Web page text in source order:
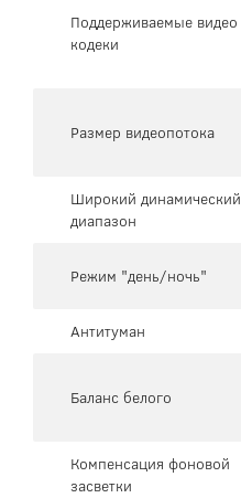
Поддерживаемые видео
кодеки
Размер видеопотока
Широкий динамический
диапазон
Режим "день/ночь"
Антитуман
Баланс белого
Компенсация фоновой
засветки